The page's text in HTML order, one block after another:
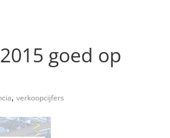
goed op
, verkoopcijfers